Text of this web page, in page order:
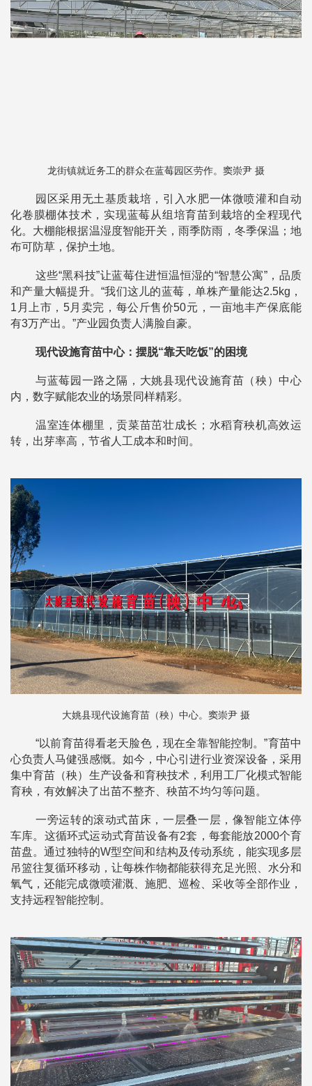
龙街镇就近务工的群众在蓝莓园区劳作。窦崇尹 摄
园区采用无土基质栽培，引入水肥一体微喷灌和自动
化卷膜棚体技术，实现蓝莓从组培育苗到栽培的全程现代
化。大棚能根据温湿度智能开关，雨季防雨，冬季保温；地
布可防草，保护土地。
这些“黑科技”让蓝莓住进恒温恒湿的“智慧公寓”，品质
和产量大幅提升。“我们这儿的蓝莓，单株产量能达2.5kg，
1月上市，5月卖完，每公斤售价50元，一亩地丰产保底能
有3万产出。”产业园负责人满脸自豪。
现代设施育苗中心：摆脱“靠天吃饭”的困境
与蓝莓园一路之隔，大姚县现代设施育苗（秧）中心
内，数字赋能农业的场景同样精彩。
温室连体棚里，贡菜苗茁壮成长；水稻育秧机高效运
转，出芽率高，节省人工成本和时间。
大姚县现代设施育苗（秧）中心。窦崇尹 摄
“以前育苗得看老天脸色，现在全靠智能控制。”育苗中
心负责人马健强感慨。如今，中心引进行业资深设备，采用
集中育苗（秧）生产设备和育秧技术，利用工厂化模式智能
育秧，有效解决了出苗不整齐、秧苗不均匀等问题。
一旁运转的滚动式苗床，一层叠一层，像智能立体停
车库。这循环式运动式育苗设备有2套，每套能放2000个育
苗盘。通过独特的W型空间和结构及传动系统，能实现多层
吊篮往复循环移动，让每株作物都能获得充足光照、水分和
氧气，还能完成微喷灌溉、施肥、巡检、采收等全部作业，
支持远程智能控制。